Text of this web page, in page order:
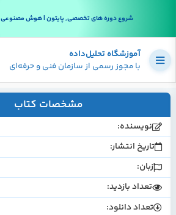
شروع دوره های تخصصی, پایتون | هوش مصنوعی 18 دی
آموزشگاه تحلیل‌داده
با مجوز رسمی از سازمان فنی و حرفه‌ای
مشخصات کتاب
نویسنده:
تاریخ انتشار:
زبان:
تعداد بازدید:
تعداد دانلود: